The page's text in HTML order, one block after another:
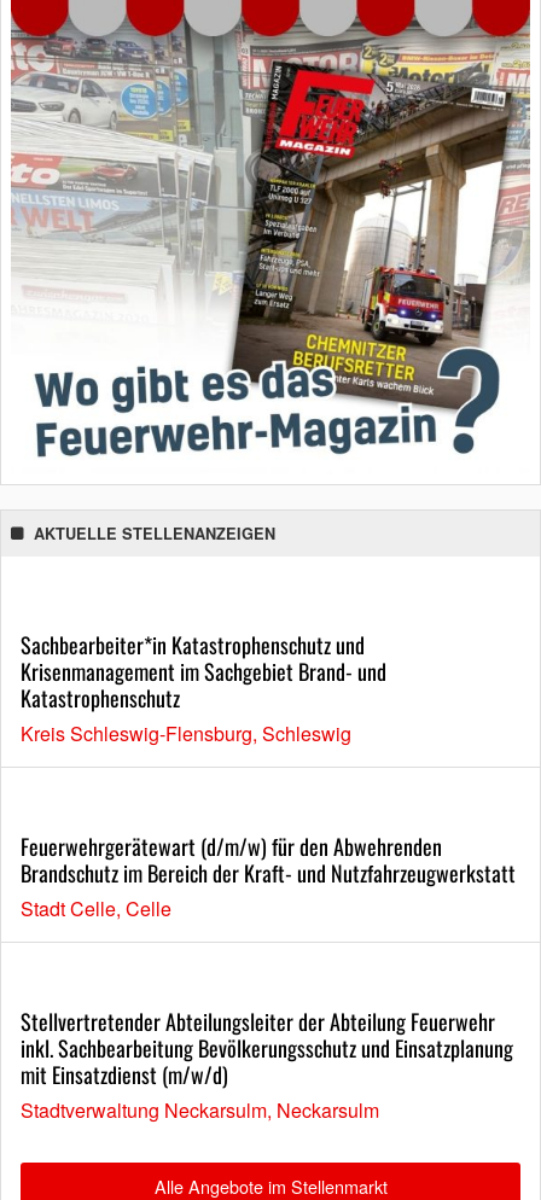
AKTUELLE STELLENANZEIGEN
Sachbearbeiter*in Katastrophenschutz und
Krisenmanagement im Sachgebiet Brand- und
Katastrophenschutz
Kreis Schleswig-Flensburg, Schleswig
Feuerwehrgerätewart (d/m/w) für den Abwehrenden
Brandschutz im Bereich der Kraft- und Nutzfahrzeugwerkstatt
Stadt Celle, Celle
Stellvertretender Abteilungsleiter der Abteilung Feuerwehr
inkl. Sachbearbeitung Bevölkerungsschutz und Einsatzplanung
mit Einsatzdienst (m/w/d)
Stadtverwaltung Neckarsulm, Neckarsulm
Alle Angebote im Stellenmarkt